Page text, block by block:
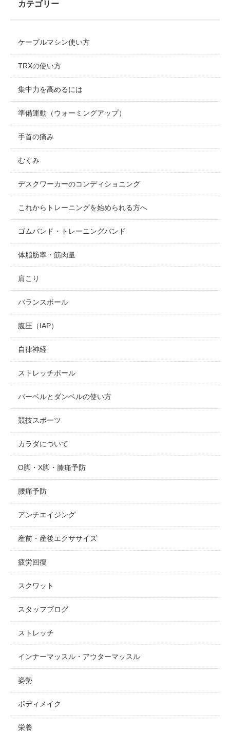
カテゴリー
ケーブルマシン使い方
TRXの使い方
集中力を高めるには
準備運動（ウォーミングアップ）
手首の痛み
むくみ
デスクワーカーのコンディショニング
これからトレーニングを始められる方へ
ゴムバンド・トレーニングバンド
体脂肪率・筋肉量
肩こり
バランスボール
腹圧（IAP）
自律神経
ストレッチポール
バーベルとダンベルの使い方
競技スポーツ
カラダについて
O脚・X脚・膝痛予防
腰痛予防
アンチエイジング
産前・産後エクササイズ
疲労回復
スクワット
スタッフブログ
ストレッチ
インナーマッスル・アウターマッスル
姿勢
ボディメイク
栄養